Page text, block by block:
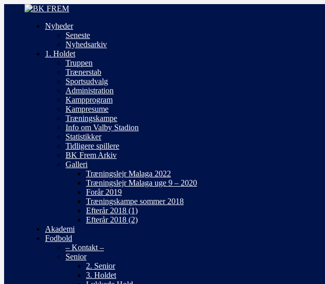
Nyheder
Seneste
Nyhedsarkiv
1. Holdet
Truppen
Trænerstab
Sportsudvalg
Administration
Kampprogram
Kampresume
Træningskampe
Info om Valby Stadion
Statistikker
Tidligere spillere
BK Frem Arkiv
Galleri
Træningslejr Malaga 2022
Træningslejr Malaga uge 9 – 2020
Forår 2019
Træningskampe sommer 2018
Efterår 2018 (1)
Efterår 2018 (2)
Akademi
Fodbold
– Kontakt –
Senior
2. Senior
3. Holdet